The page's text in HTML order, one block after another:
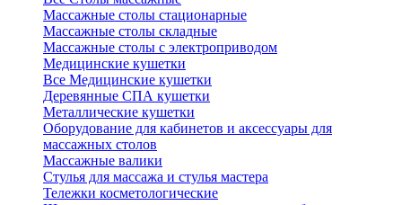
Массажные столы стационарные
Массажные столы складные
Массажные столы с электроприводом
Медицинские кушетки
Все Медицинские кушетки
Деревянные СПА кушетки
Металлические кушетки
Оборудование для кабинетов и аксессуары для
массажных столов
Массажные валики
Стулья для массажа и стулья мастера
Тележки косметологические